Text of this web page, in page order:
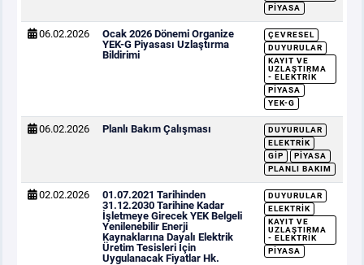
PIYASA
06.02.2026
Ocak 2026 Dönemi Organize
YEK-G Piyasası Uzlaştırma
Bildirimi
ÇEVRESEL
DUYURULAR
KAYIT VE
UZLAŞTIRMA
- ELEKTRIK
PIYASA
YEK-G
06.02.2026 Planlı Bakım Çalışması
DUYURULAR
ELEKTRIK
GİP
PIYASA
PLANLI BAKIM
02.02.2026
01.07.2021 Tarihinden
31.12.2030 Tarihine Kadar
İşletmeye Girecek YEK Belgeli
Yenilenebilir Enerji
Kaynaklarına Dayalı Elektrik
Üretim Tesisleri İçin
Uygulanacak Fiyatlar Hk.
DUYURULAR
ELEKTRIK
KAYIT VE
UZLAŞTIRMA
- ELEKTRIK
PIYASA